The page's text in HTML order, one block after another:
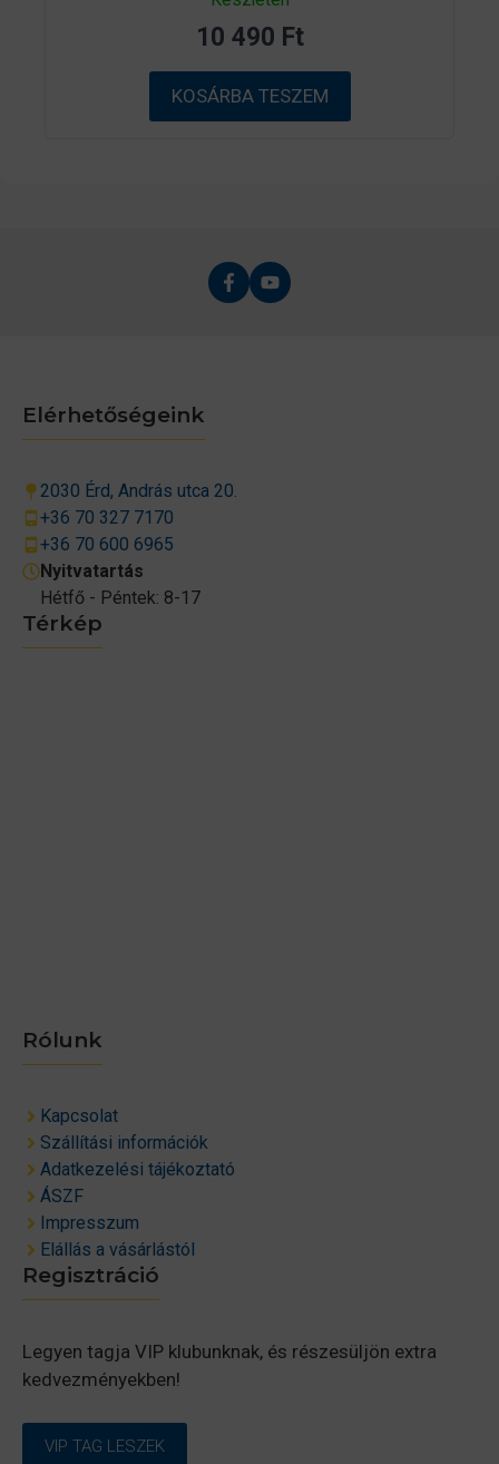
a
5
b
ő
l
10 490 Ft
KOSÁRBA TESZEM
Térkép
Rólunk
Kapcsolat
Szállítási információk
Adatkezelési tájékoztató
ÁSZF
Impresszum
Elállás a vásárlástól
Elérhetőségeink
2030 Érd, András utca 20.
+36 70 327 7170
+36 70 600 6965
Nyitvatartás
Hétfő - Péntek: 8-17
Regisztráció
Legyen tagja VIP klubunknak, és részesüljön extra
kedvezményekben!
VIP TAG LESZEK